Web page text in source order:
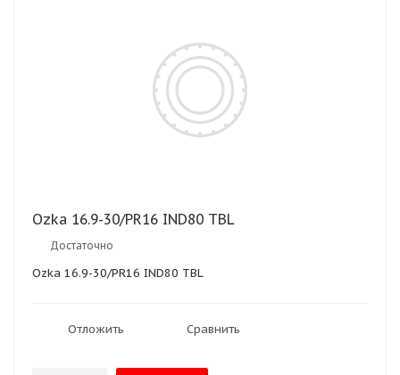
Ozka 16.9-30/PR16 IND80 TBL
Достаточно
Ozka 16.9-30/PR16 IND80 TBL
Отложить Сравнить